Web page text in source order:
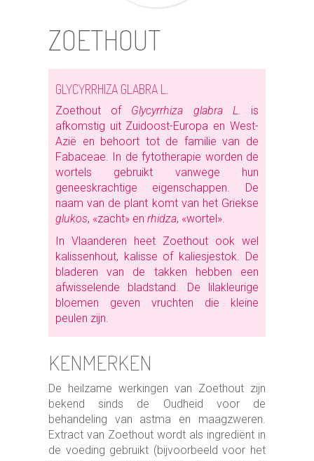
ZOETHOUT
GLYCYRRHIZA GLABRA L.
Zoethout of Glycyrrhiza glabra L. is
afkomstig uit Zuidoost-Europa en West-
Azië en behoort tot de familie van de
Fabaceae. In de fytotherapie worden de
wortels gebruikt vanwege hun
geneeskrachtige eigenschappen. De
naam van de plant komt van het Griekse
glukos, «zacht» en rhidza, «wortel».
In Vlaanderen heet Zoethout ook wel
kalissenhout, kalisse of kaliesjestok. De
bladeren van de takken hebben een
afwisselende bladstand. De lilakleurige
bloemen geven vruchten die kleine
peulen zijn.
KENMERKEN
De heilzame werkingen van Zoethout zijn
bekend sinds de Oudheid voor de
behandeling van astma en maagzweren.
Extract van Zoethout wordt als ingrediënt in
de voeding gebruikt (bijvoorbeeld voor het